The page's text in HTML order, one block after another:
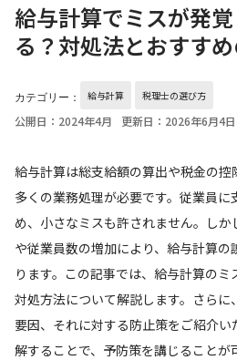
給与計算でミスが発
る？対処法とおすす
カテゴリー： 給与計算 税理士の選び方
公開日：2024年4月 更新日：2026年6月4日
給与計算は総支給額の算出や税金の控
多くの業務処理が必要です。従業員
め、小さなミスも許されません。し
や従業員数の増加により、給与計算の
ります。この記事では、給与計算の
対処方法について解説します。さら
要因、それに対する防止策をご紹介
解することで、予防策を講じることが